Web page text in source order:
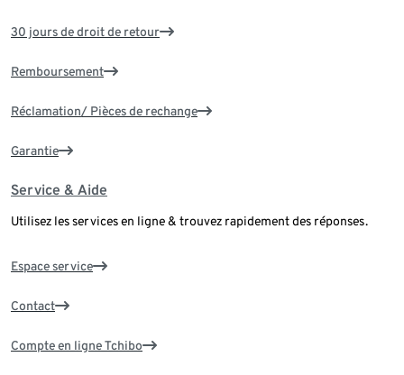
30 jours de droit de retour
Remboursement
Réclamation/ Pièces de rechange
Garantie
Service & Aide
Utilisez les services en ligne & trouvez rapidement des réponses.
Espace service
Contact
Compte en ligne Tchibo